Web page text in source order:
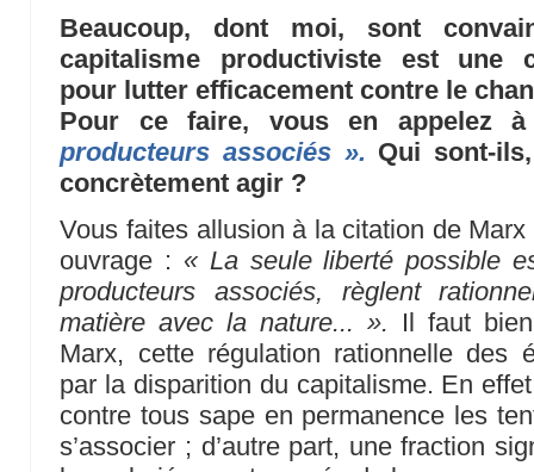
Beaucoup, dont moi, sont
capitalisme productiviste est une
pour lutter efficacement contre le
Pour ce faire, vous en appelez
producteurs associés ». Qui sont-
concrètement agir ?
Vous faites allusion à la citation de
ouvrage : « La seule liberté possible
producteurs associés, règlent
matière avec la nature... ». Il faut
Marx, cette régulation rationnelle des
par la disparition du capitalisme. En
contre tous sape en permanence les
s’associer ; d’autre part, une fraction